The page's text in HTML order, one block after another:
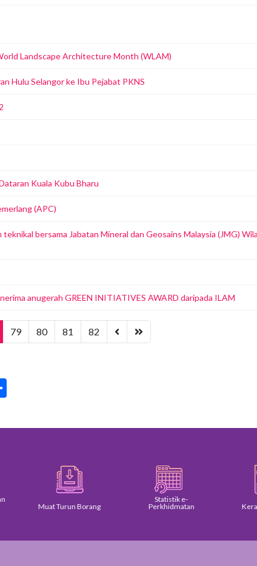
Landscape Architecture Month (WLAM)
Hulu Selangor ke Ibu Pejabat PKNS
Kuala Kubu Bharu
(APC)
bersama Jabatan Mineral dan Geosains Malaysia (JMG)
anugerah GREEN INITIATIVES AWARD daripada ILAM
79 80 81 82
Muat Turun Borang
Statistik e-
Perkhidmatan
Keratan